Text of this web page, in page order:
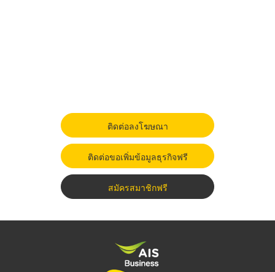
ติดต่อลงโฆษณา
ติดต่อขอเพิ่มข้อมูลธุรกิจฟรี
สมัครสมาชิกฟรี